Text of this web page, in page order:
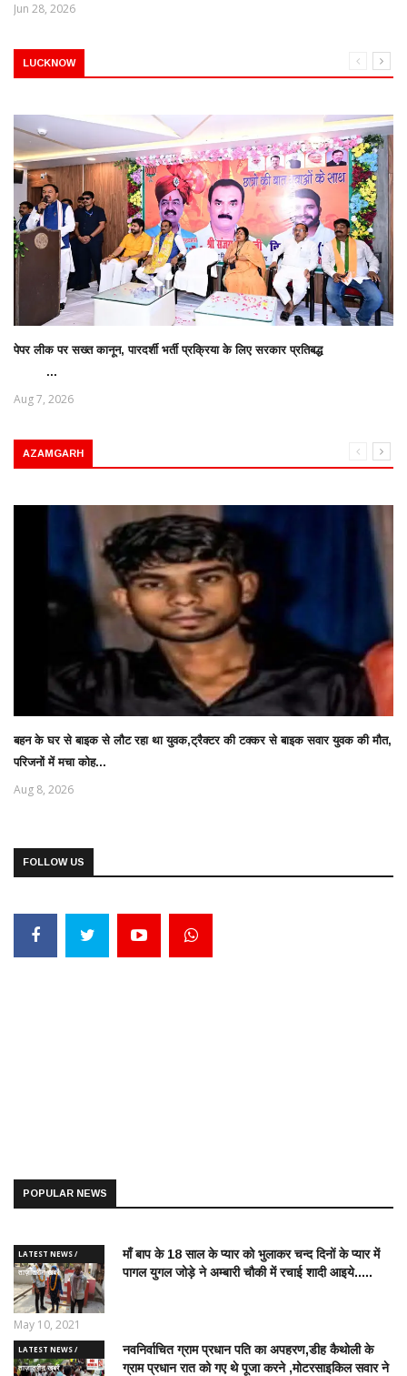
Jun 28, 2026
LUCKNOW
पेपर लीक पर सख्त कानून, पारदर्शी भर्ती प्रक्रिया के लिए सरकार प्रतिबद्ध
...
Aug 7, 2026
AZAMGARH
बहन के घर से बाइक से लौट रहा था युवक,ट्रैक्टर की टक्कर से बाइक सवार युवक की मौत,
परिजनों में मचा कोह...
Aug 8, 2026
FOLLOW US
POPULAR NEWS
LATEST NEWS /
ताज़ातरीन खबरें
माँ बाप के 18 साल के प्यार को भुलाकर चन्द दिनों के प्यार में
पागल युगल जोड़े ने अम्बारी चौकी में रचाई शादी आइये.....
May 10, 2021
LATEST NEWS /
ताज़ातरीन खबरें
नवनिर्वाचित ग्राम प्रधान पति का अपहरण,डीह कैथोली के
ग्राम प्रधान रात को गए थे पूजा करने ,मोटरसाइकिल सवार ने